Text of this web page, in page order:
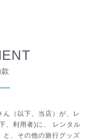
ん（以下、当店）が、レ
、利用者)に、 レンタル
と、その他の旅行グッズ